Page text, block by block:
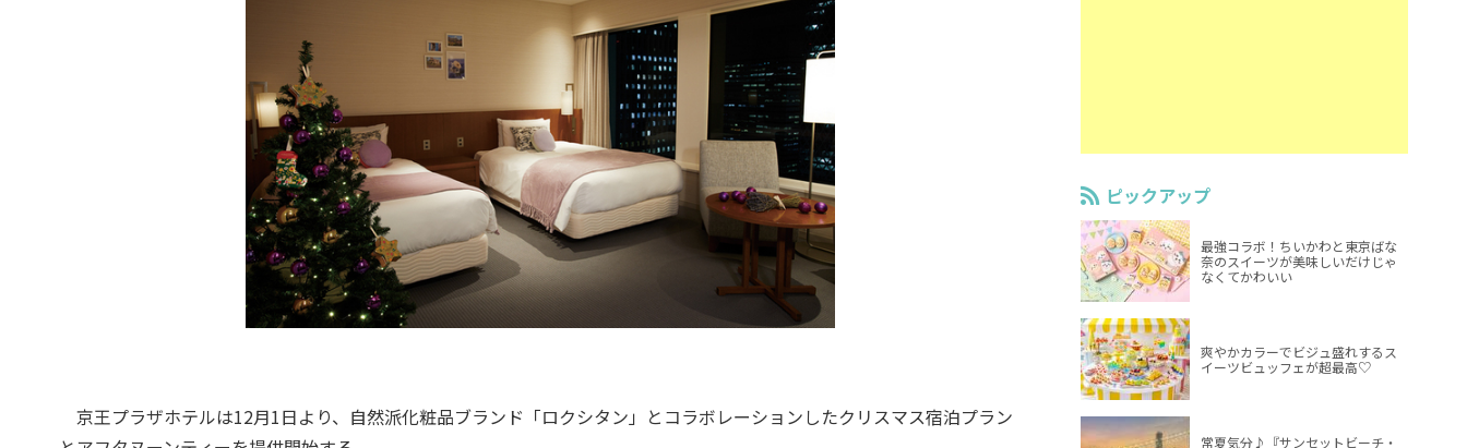
京王プラザホテルは12月1日より、自然派化粧品ブランド「ロクシタン」とコラボレーションしたクリスマス宿泊プラン
ピックアップ
最強コラボ！ちいかわと東京ばな
奈のスイーツが美味しいだけじゃ
なくてかわいい
爽やかカラーでビジュ盛れするス
イーツビュッフェが超最高♡
常夏気分♪『サンセットビーチ・